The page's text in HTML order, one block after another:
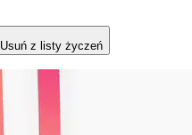
Usuń z listy życzeń